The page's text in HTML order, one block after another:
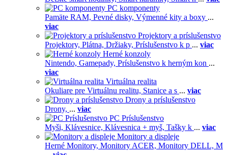
PC komponenty
Pamäte RAM, Pevné disky, Výmenné kity a boxy ...
viac
Projektory a príslušenstvo
Projektory, Plátna, Držiaky, Príslušenstvo k p ... viac
Herné konzoly
Nintendo, Gamepady, Príslušenstvo k herným kon ...
viac
Virtuálna realita
Okuliare pre Virtuálnu realitu, Stanice a s ... viac
Drony a príslušenstvo
Drony, ... viac
PC Príslušenstvo
Myši, Klávesnice, Klávesnica + myš, Tašky k ... viac
Monitory a displeje
Herné Monitory, Monitory ACER, Monitory DELL, M